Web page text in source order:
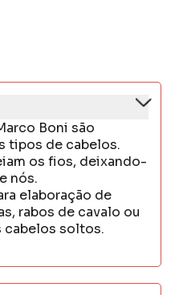
Boni são
tipos de cabelos.
os fios, deixando-
nós.
elaboração de
rabos de cavalo ou
cabelos soltos.